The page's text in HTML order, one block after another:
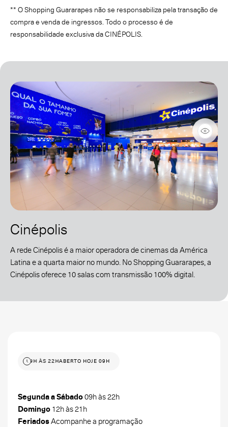
** O Shopping Guararapes não se responsabiliza pela transação de
compra e venda de ingressos. Todo o processo é de
responsabilidade exclusiva da CINÉPOLIS.
Cinépolis
A rede Cinépolis é a maior operadora de cinemas da América
Latina e a quarta maior no mundo. No Shopping Guararapes, a
Cinépolis oferece 10 salas com transmissão 100% digital.
HOJE 09H ÀS 22HABERTO HOJE 09H ÀS 22H
Segunda a Sábado09h às 22h
Domingo 12h às 21h
FeriadosAcompanhe a programação